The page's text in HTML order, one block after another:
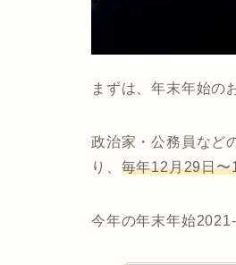
まずは、年末年始の
政治家・公務員など
り、 毎年12月29日〜
今年の年末年始